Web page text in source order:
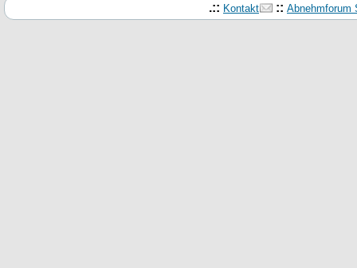
.:: Kontakt :: Abnehmforum